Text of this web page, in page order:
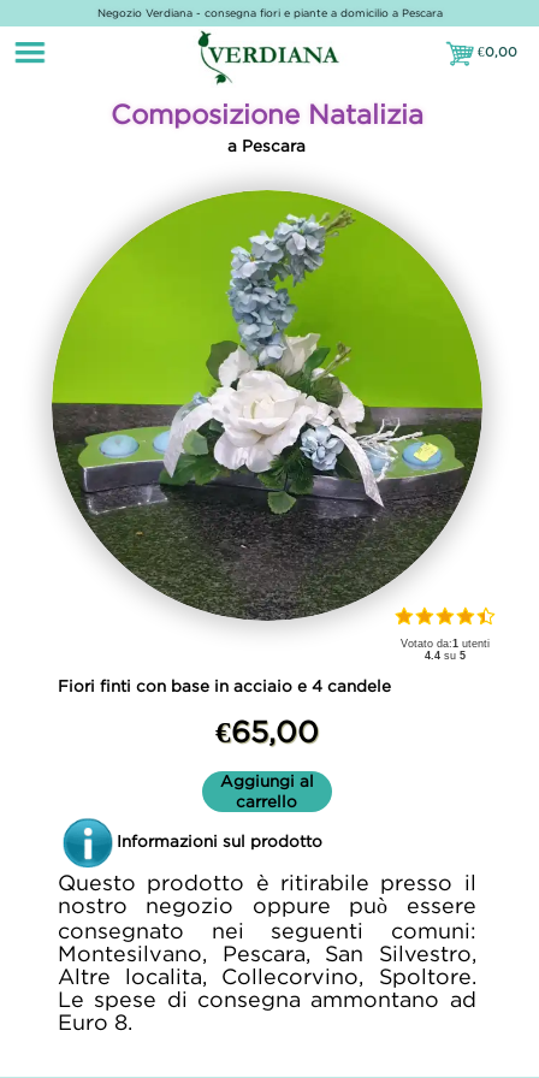
Negozio Verdiana - consegna fiori e piante a domicilio a Pescara
€0,00
€0,00
Composizione Natalizia
a Pescara
Votato da:1 utenti
4.4 su5
Fiori finti con base in acciaio e 4 candele
€65,00
Aggiungi al
carrello
Informazioni sul prodotto
Questo prodotto è ritirabile presso il
nostro negozio oppure può essere
consegnato nei seguenti comuni:
Montesilvano, Pescara, San Silvestro,
Altre localita, Collecorvino, Spoltore.
Le spese di consegna ammontano ad
Euro 8.